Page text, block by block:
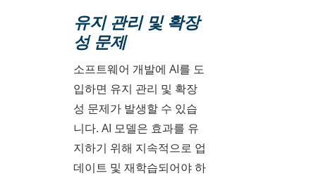
유지 관리 및 확장
성 문제
소프트웨어 개발에 AI를 도
입하면 유지 관리 및 확장
성 문제가 발생할 수 있습
니다. AI 모델은 효과를 유
지하기 위해 지속적으로 업
데이트 및 재학습되어야 하